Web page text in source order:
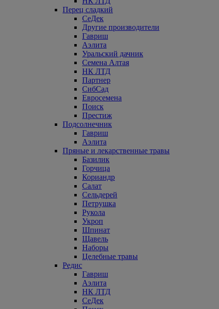
Перец сладкий
СеДек
Другие производители
Гавриш
Аэлита
Уральский дачник
Семена Алтая
НК ЛТД
Партнер
СибСад
Евросемена
Поиск
Престиж
Подсолнечник
Гавриш
Аэлита
Пряные и лекарственные травы
Базилик
Горчица
Кориандр
Салат
Сельдерей
Петрушка
Рукола
Укроп
Шпинат
Щавель
Наборы
Целебные травы
Редис
Гавриш
Аэлита
НК ЛТД
СеДек